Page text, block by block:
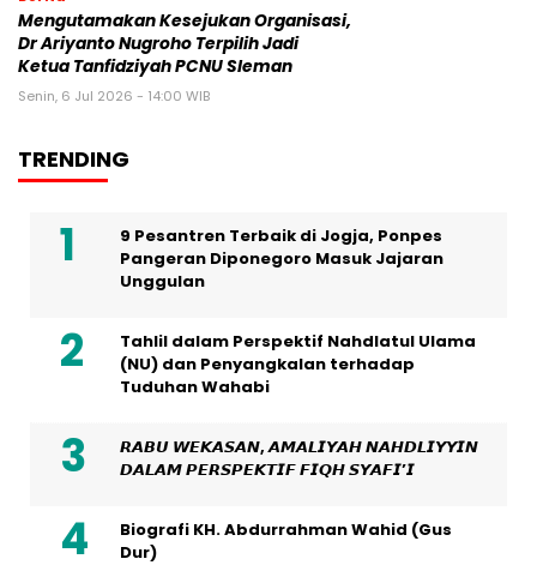
Mengutamakan Kesejukan Organisasi,
Dr Ariyanto Nugroho Terpilih Jadi
Ketua Tanfidziyah PCNU Sleman
Senin, 6 Jul 2026 - 14:00 WIB
TRENDING
9 Pesantren Terbaik di Jogja, Ponpes
Pangeran Diponegoro Masuk Jajaran
Unggulan
Tahlil dalam Perspektif Nahdlatul Ulama
(NU) dan Penyangkalan terhadap
Tuduhan Wahabi
𝙍𝘼𝘽𝙐 𝙒𝙀𝙆𝘼𝙎𝘼𝙉, 𝘼𝙈𝘼𝙇𝙄𝙔𝘼𝙃 𝙉𝘼𝙃𝘿𝙇𝙄𝙔𝙔𝙄𝙉
𝘿𝘼𝙇𝘼𝙈 𝙋𝙀𝙍𝙎𝙋𝙀𝙆𝙏𝙄𝙁 𝙁𝙄𝙌𝙃 𝙎𝙔𝘼𝙁𝙄’𝙄
Biografi KH. Abdurrahman Wahid (Gus
Dur)